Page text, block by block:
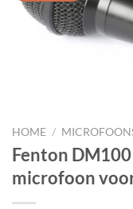
HOME /
Fenton
microfoon